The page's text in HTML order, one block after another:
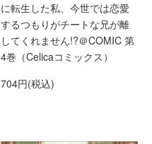
に転生した私、今世では恋愛
するつもりがチートな兄が離
してくれません!?＠COMIC 第
4巻（Celicaコミックス）
704円(税込)